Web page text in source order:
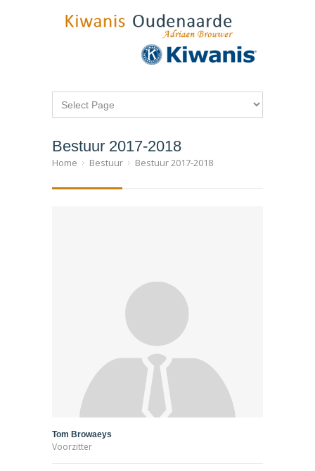
Bestuur 2017-2018
Home Bestuur Bestuur 2017-2018
Tom Browaeys
Voorzitter